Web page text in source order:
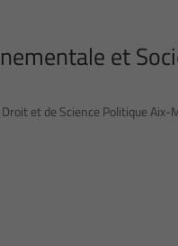
et
et de Science Politique Aix-